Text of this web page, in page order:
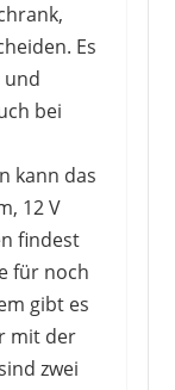
Es
und
bei
kann das
12 V
findest
für noch
gibt es
mit der
zwei